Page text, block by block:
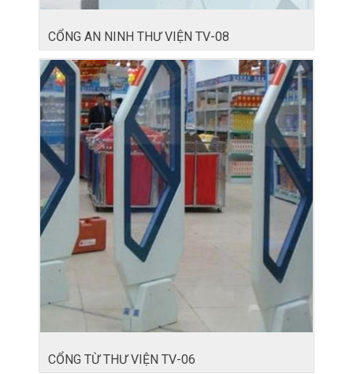
CỔNG AN NINH THƯ VIỆN TV-08
CỔNG TỪ THƯ VIỆN TV-06